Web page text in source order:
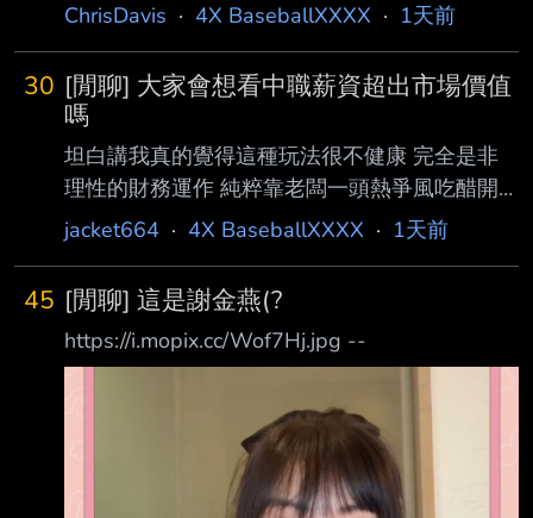
ChrisDavis · 4X BaseballXXXX · 1天前
30 [閒聊] 大家會想看中職薪資超出市場價值
嗎
坦白講我真的覺得這種玩法很不健康 完全是非
理性的財務運作 純粹靠老闆一頭熱爭風吃醋開
出來的價錢 這是能持續多久？ 所有加盟的球隊
反逼中職開一些不合理的數字 我真的建議領隊
會議開始討論薪資上限 ----- Sent from JPTT on
my iPhone -- 希望如此，現在給球員待遇已經不
籃版也開始質疑這個數字了 有能力破紀錄的都
選擇旅外啦 不是所有人都懂，就怕球迷瞎起鬨
jacket664 · 4X BaseballXXXX · 1天前
45 [閒聊] 這是謝金燕(?
https://i.mopix.cc/Wof7Hj.jpg --